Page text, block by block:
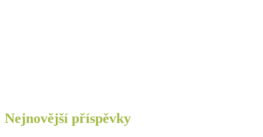
Nejnovější příspěvky